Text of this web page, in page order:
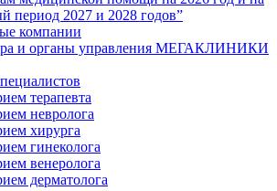
период 2027 и 2028 годов”
компании
и органы управления МЕГАКЛИНИКИ
терапевта
невролога
хирурга
гинеколога
венеролога
дерматолога